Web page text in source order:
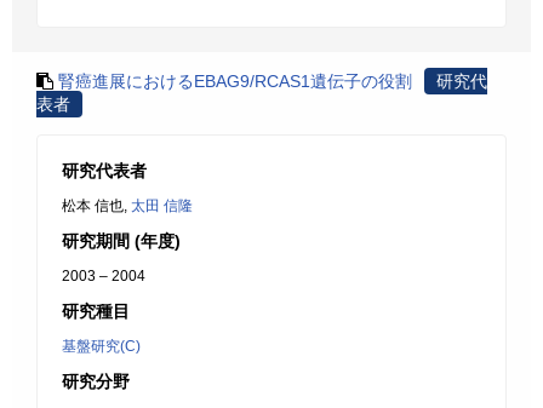
腎癌進展におけるEBAG9/RCAS1遺伝子の役割
研究代
表者
研究代表者
松本 信也, 太田 信隆
研究期間 (年度)
2003 – 2004
研究種目
基盤研究(C)
研究分野